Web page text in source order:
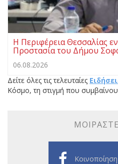
Η Περιφέρεια Θεσσαλίας
Προστασία του Δήμου
06.08.2026
Δείτε όλες τις τελευταίες
Κόσμο, τη στιγμή που